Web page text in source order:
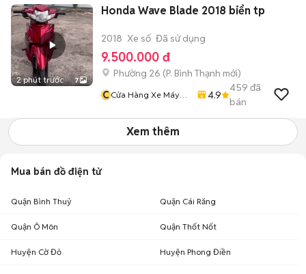
2 phút trước 7
Honda Wave Blade 2018 biển tp
2018 Xe số Đã sử dụng
9.500.000 đ
Phường 26 (P. Bình Thạnh mới)
CCửa Hàng Xe Máy
4.9
459 đã
bán
Xem thêm
Mua bán đồ điện tử
Quận Bình Thuỷ Quận Cái Răng
Quận Ô Môn Quận Thốt Nốt
Huyện Cờ Đỏ Huyện Phong Điền